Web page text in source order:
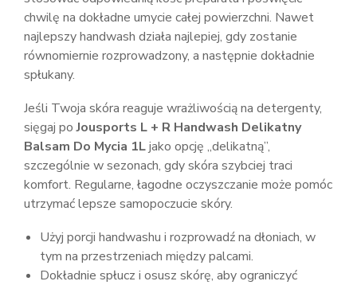
chwilę na dokładne umycie całej powierzchni. Nawet
najlepszy handwash działa najlepiej, gdy zostanie
równomiernie rozprowadzony, a następnie dokładnie
spłukany.
Jeśli Twoja skóra reaguje wrażliwością na detergenty,
sięgaj poJousports L + R Handwash Delikatny
Balsam Do Mycia 1Ljako opcję „delikatną”,
szczególnie w sezonach, gdy skóra szybciej traci
komfort. Regularne, łagodne oczyszczanie może pomóc
utrzymać lepsze samopoczucie skóry.
Użyj porcji handwashu i rozprowadź na dłoniach, w
tym na przestrzeniach między palcami.
Dokładnie spłucz i osusz skórę, aby ograniczyć